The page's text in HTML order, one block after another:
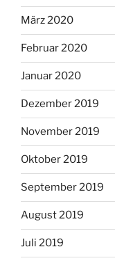
März 2020
Februar 2020
Januar 2020
Dezember 2019
November 2019
Oktober 2019
September 2019
August 2019
Juli 2019